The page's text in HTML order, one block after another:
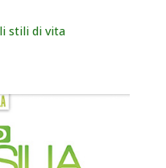
stili di vita